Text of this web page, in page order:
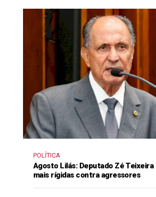
POLÍTICA
Agosto Lilás: Deputado Zé
mais rígidas contra agressores